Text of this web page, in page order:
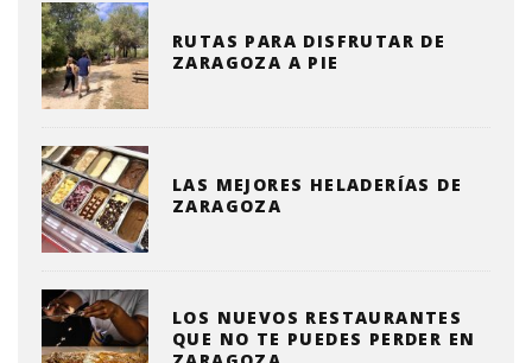
RUTAS PARA DISFRUTAR DE
ZARAGOZA A PIE
LAS MEJORES HELADERÍAS DE
ZARAGOZA
LOS NUEVOS RESTAURANTES
QUE NO TE PUEDES PERDER EN